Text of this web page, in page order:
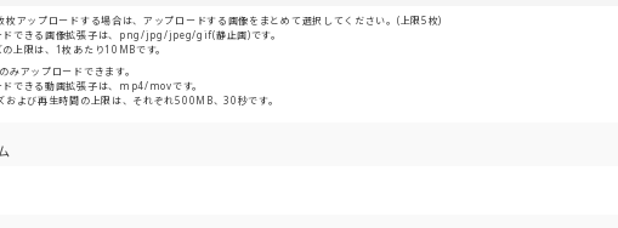
枚アップロードする場合は、アップロードする画像をまとめて選択してください。(上限5枚)
ドできる画像拡張子は、png/jpg/jpeg/gif(静止画)です。
上限は、1枚あたり10MBです。
みアップロードできます。
ドできる動画拡張子は、mp4/movです。
および再生時間の上限は、それぞれ500MB、30秒です。